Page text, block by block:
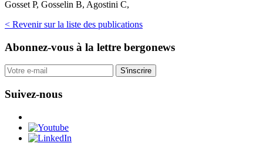
Gosset P, Gosselin B, Agostini C,
< Revenir sur la liste des publications
Abonnez-vous à la lettre bergonews
S'inscrire
Suivez-nous